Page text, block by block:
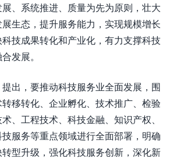
、系统推进、质量为先为原则，壮大
生态，提升服务能力，实现规模增长
技成果转化和产业化，有力支撑科技
发展。
提出，要推动科技服务业全面发展，围
移转化、企业孵化、技术推广、检验
、工程技术、科技金融、知识产权、
服务等重点领域进行全面部署，明确
型升级，强化科技服务创新，深化新